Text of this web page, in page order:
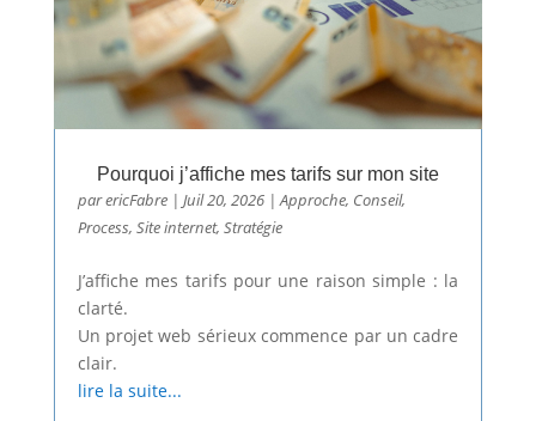
Pourquoi j’affiche mes tarifs sur mon site
parericFabre| Juil 20, 2026|Approche, Conseil,
Process, Site internet, Stratégie
J’affiche mes tarifs pour une raison simple : la
clarté.
Un projet web sérieux commence par un cadre
clair.
lire la suite...